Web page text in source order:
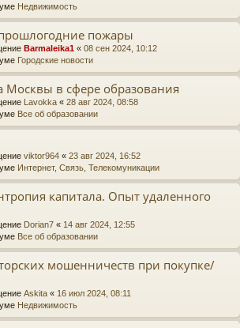
Недвижимость
пожары
Barmaleika1 « 08 сен 2024, 10:12
Городские новости
Москвы в сфере образования
Lavokka « 28 авг 2024, 08:58
Все об образовании
viktor964 « 23 авг 2024, 16:52
Интернет, Связь, Телекомуникации
капитала. Опыт удаленного
Dorian7 « 14 авг 2024, 12:55
Все об образовании
мошенничеств при покупке/
Askita « 16 июл 2024, 08:11
Недвижимость